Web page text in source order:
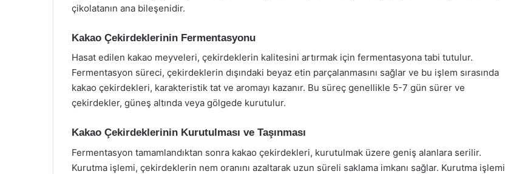
çikolatanın ana bileşenidir.
Kakao Çekirdeklerinin Fermentasyonu
Hasat edilen kakao meyveleri, çekirdeklerin kalitesini artırmak için fermentasyona tabi tutulur.
Fermentasyon süreci, çekirdeklerin dışındaki beyaz etin parçalanmasını sağlar ve bu işlem sırasında
kakao çekirdekleri, karakteristik tat ve aromayı kazanır. Bu süreç genellikle 5-7 gün sürer ve
çekirdekler, güneş altında veya gölgede kurutulur.
Kakao Çekirdeklerinin Kurutulması ve Taşınması
Fermentasyon tamamlandıktan sonra kakao çekirdekleri, kurutulmak üzere geniş alanlara serilir.
Kurutma işlemi, çekirdeklerin nem oranını azaltarak uzun süreli saklama imkanı sağlar. Kurutma işlemi